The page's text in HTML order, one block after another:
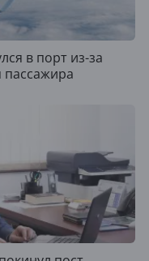
в порт из-за
пассажира